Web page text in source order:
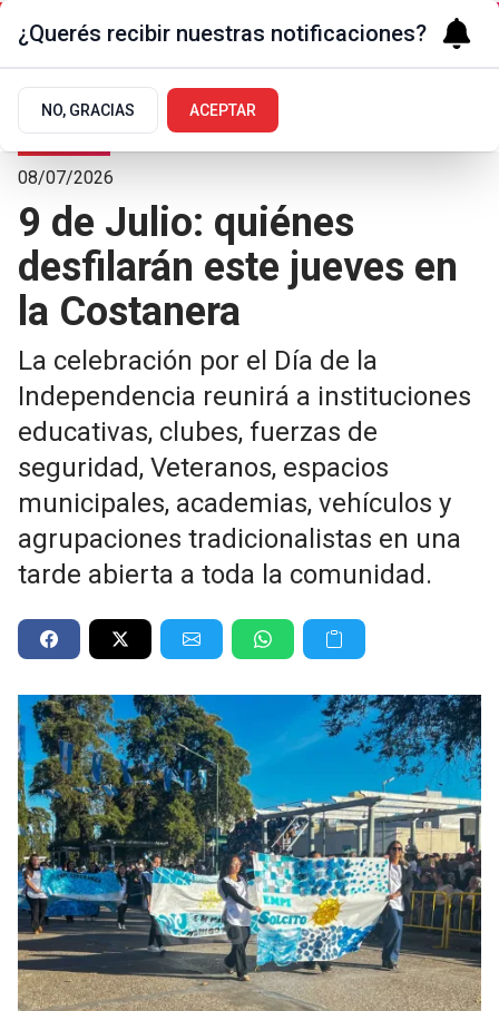
La Ciudad
08/07/2026
9 de Julio: quiénes
desfilarán este jueves en
la Costanera
La celebración por el Día de la
Independencia reunirá a instituciones
educativas, clubes, fuerzas de
seguridad, Veteranos, espacios
municipales, academias, vehículos y
agrupaciones tradicionalistas en una
tarde abierta a toda la comunidad.
¿Querés recibir nuestras notificaciones?
NO, GRACIAS ACEPTAR